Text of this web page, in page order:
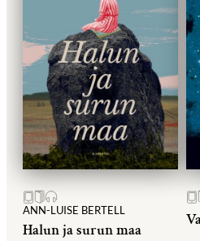
ANN-LUISE BERTELL
Halun ja surun maa